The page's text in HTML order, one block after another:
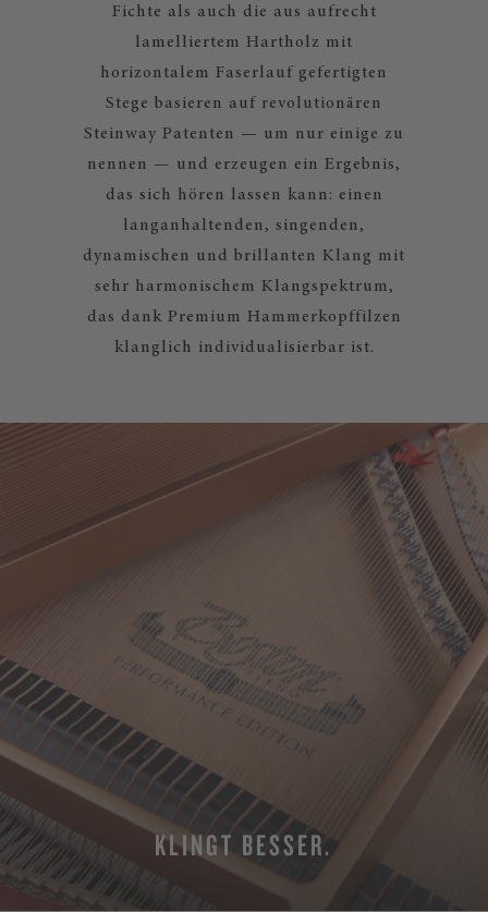
Fichte als auch die aus aufrecht
lamelliertem Hartholz mit
horizontalem Faserlauf gefertigten
Stege basieren auf revolutionären
Steinway Patenten — um nur einige zu
nennen — und erzeugen ein Ergebnis,
das sich hören lassen kann: einen
langanhaltenden, singenden,
dynamischen und brillanten Klang mit
sehr harmonischem Klangspektrum,
das dank Premium Hammerkopffilzen
klanglich individualisierbar ist.
KLINGT BESSER.